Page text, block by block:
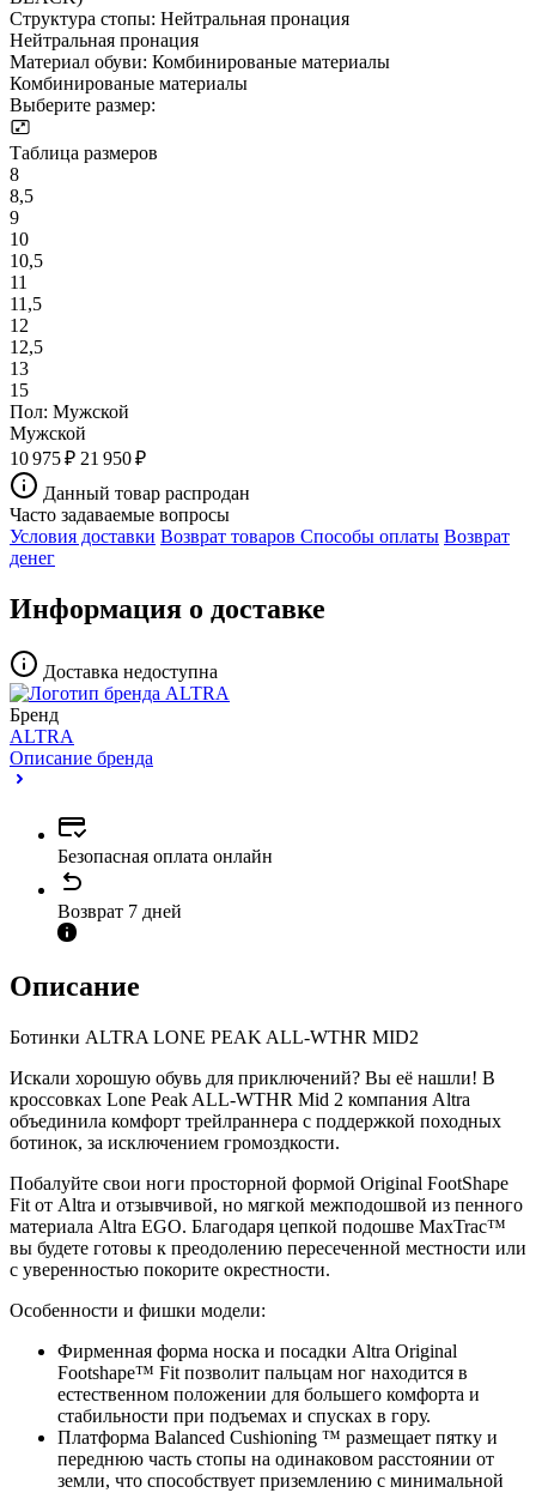
Структура стопы: Нейтральная пронация
Нейтральная пронация
Материал обуви: Комбинированые материалы
Комбинированые материалы
Выберите размер:
Таблица размеров
8
8,5
9
10
10,5
11
11,5
12
12,5
13
15
Пол: Мужской
Мужской
10 975 ₽ 21 950 ₽
Данный товар распродан
Часто задаваемые вопросы
Условия доставки Возврат товаров Способы оплаты Возврат
денег
Информация о доставке
Доставка недоступна
Бренд
ALTRA
Описание бренда
Безопасная оплата онлайн
Возврат 7 дней
Описание
Ботинки ALTRA LONE PEAK ALL-WTHR MID2
Искали хорошую обувь для приключений? Вы её нашли! В
кроссовках Lone Peak ALL-WTHR Mid 2 компания Altra
объединила комфорт трейлраннера с поддержкой походных
ботинок, за исключением громоздкости.
Побалуйте свои ноги просторной формой Original FootShape
Fit от Altra и отзывчивой, но мягкой межподошвой из пенного
материала Altra EGO. Благодаря цепкой подошве MaxTrac™
вы будете готовы к преодолению пересеченной местности или
с уверенностью покорите окрестности.
Особенности и фишки модели:
Фирменная форма носка и посадки Altra Original
Footshape™ Fit позволит пальцам ног находится в
естественном положении для большего комфорта и
стабильности при подъемах и спусках в гору.
Платформа Balanced Cushioning ™ размещает пятку и
переднюю часть стопы на одинаковом расстоянии от
земли, что способствует приземлению с минимальной